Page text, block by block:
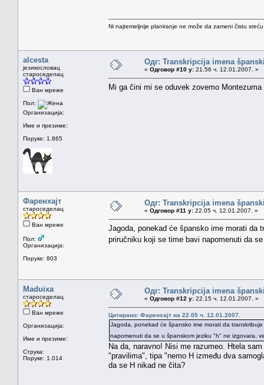
Ni najtemeljnije planiranje ne može da zameni čistu
alcesta
језикословац
староседелац
Ван мреже
Пол:
Организација:
Име и презиме:
Поруке: 1.865
Одг: Transkripcija imena
« Одговор #10 у: 21.56 ч. 12.01.2007. »
Mi ga čini mi se oduvek zovemo
Фаренхајт
староседелац
Ван мреже
Пол:
Организација:
Поруке: 803
Одг: Transkripcija imena
« Одговор #11 у: 22.05 ч. 12.01.2007. »
Jagoda, ponekad će špansko ime morati da
priručniku koji se time bavi napomenuti da
Maduixa
староседелац
Ван мреже
Организација:
Име и презиме:
Струка:
Поруке: 1.014
Одг: Transkripcija imena
« Одговор #12 у: 22.15 ч. 12.01.2007. »
Цитирано: Фаренхајт на 22.05 ч. 12.01.2007.
Jagoda, ponekad će špansko ime morati da
napomenuti da se u španskom jeziku "h" ne izgovara,
Na da, naravno! Nisi me razumeo. Htela
"pravilima", tipa "nemo H između dva
da se H nikad ne čita?